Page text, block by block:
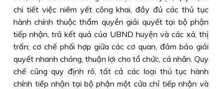
chi tiết việc niêm yết công khai, đầy đủ các thủ tục
hành chính thuộc thẩm quyền giải quyết tại bộ phận
tiếp nhận, trả kết quả của UBND huyện và các xã, thị
trấn; cơ chế phối hợp giữa các cơ quan, đảm bảo giải
quyết nhanh chóng, thuận lợi cho tổ chức, cá nhân. Quy
chế cũng quy định rõ, tất cả các loại thủ tục hành
chính tiếp nhận tại bộ phận một cửa chỉ tiếp nhận và